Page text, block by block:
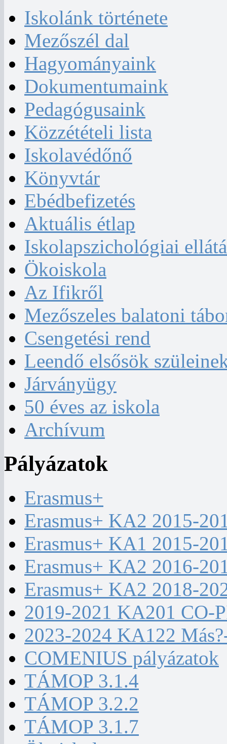
Iskolánk története
Mezőszél dal
Hagyományaink
Dokumentumaink
Pedagógusaink
Közzétételi lista
Iskolavédőnő
Könyvtár
Ebédbefizetés
Aktuális étlap
Iskolapszichológiai
Ökoiskola
Az Ifikről
Mezőszeles balatoni
Csengetési rend
Leendő elsősök
Járványügy
50 éves az iskola
Archívum
Pályázatok
Erasmus+
Erasmus+ KA2 2015-
Erasmus+ KA1 2015-
Erasmus+ KA2 2016-
Erasmus+ KA2 2018-
2019-2021 KA201 CO-
2023-2024 KA122
COMENIUS pályázatok
TÁMOP 3.1.4
TÁMOP 3.2.2
TÁMOP 3.1.7